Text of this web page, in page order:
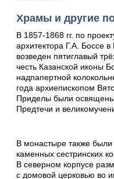
Храмы и другие
В 1857-1868 гг. по
архитектора Г.А. Боссе
возведен пятиглавый
честь Казанской иконы
надпапертной
года архиепископом
Приделы были
Предтечи и
В монастыре также
каменных сестринских
В северном корпусе
с домовой церковью во